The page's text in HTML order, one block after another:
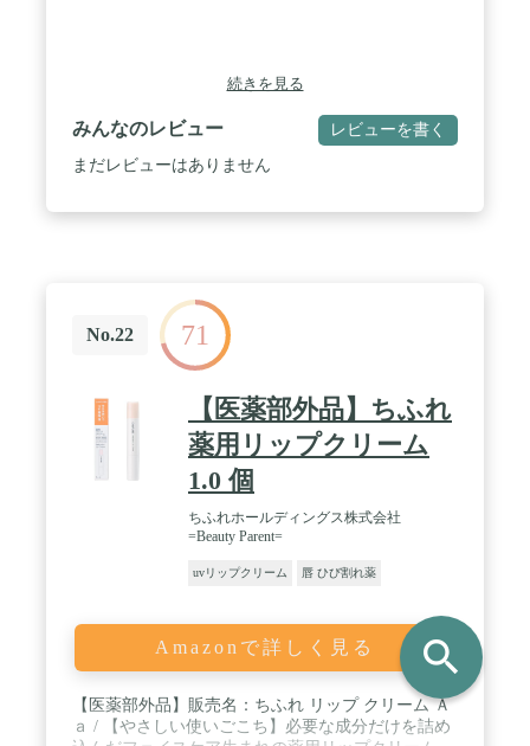
続きを見る
みんなのレビュー レビューを書く
まだレビューはありません
No.22 71
【医薬部外品】ちふれ
薬用リップクリーム
1.0 個
ちふれホールディングス株式会社
=Beauty Parent=
uvリップクリーム 唇 ひび割れ薬
Amazonで詳しく見る
【医薬部外品】販売名：ちふれ リップ クリーム Ａ
ａ / 【やさしい使いごこち】必要な成分だけを詰め
search